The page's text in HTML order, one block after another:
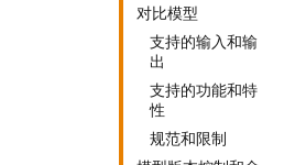
对比模型
支持的输入和输
出
支持的功能和特
性
规范和限制